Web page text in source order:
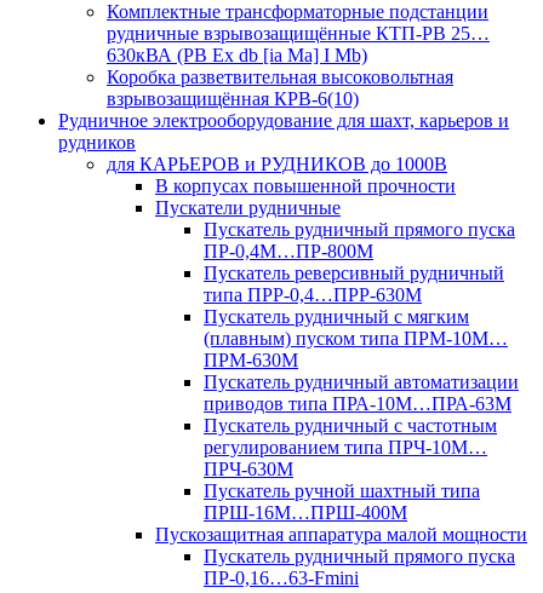
Комплектные трансформаторные подстанции
рудничные взрывозащищённые КТП-РВ 25…
630кВА (РВ Ex db [ia Ma] I Mb)
Коробка разветвительная высоковольтная
взрывозащищённая КРВ-6(10)
Рудничное электрооборудование для шахт, карьеров и
рудников
для КАРЬЕРОВ и РУДНИКОВ до 1000В
В корпусах повышенной прочности
Пускатели рудничные
Пускатель рудничный прямого пуска
ПР-0,4М…ПР-800М
Пускатель реверсивный рудничный
типа ПРР-0,4…ПРР-630М
Пускатель рудничный с мягким
(плавным) пуском типа ПРМ-10М…
ПРМ-630М
Пускатель рудничный автоматизации
приводов типа ПРА-10М…ПРА-63М
Пускатель рудничный с частотным
регулированием типа ПРЧ-10М…
ПРЧ-630М
Пускатель ручной шахтный типа
ПРШ-16М…ПРШ-400М
Пускозащитная аппаратура малой мощности
Пускатель рудничный прямого пуска
ПР-0,16…63-Fmini